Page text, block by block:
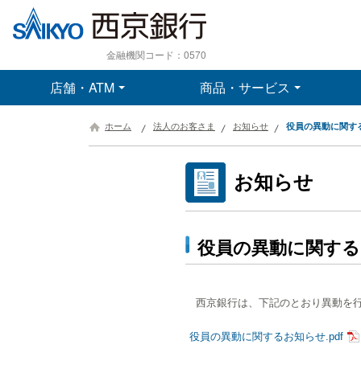
金融機関コード：0570
店舗・ATM 商品・サービス
ホーム 法人のお客さま お知らせ 役員の異動に関す
お知らせ
役員の異動に関す
西京銀行は、下記のとおり異動を
役員の異動に関するお知らせ.pdf